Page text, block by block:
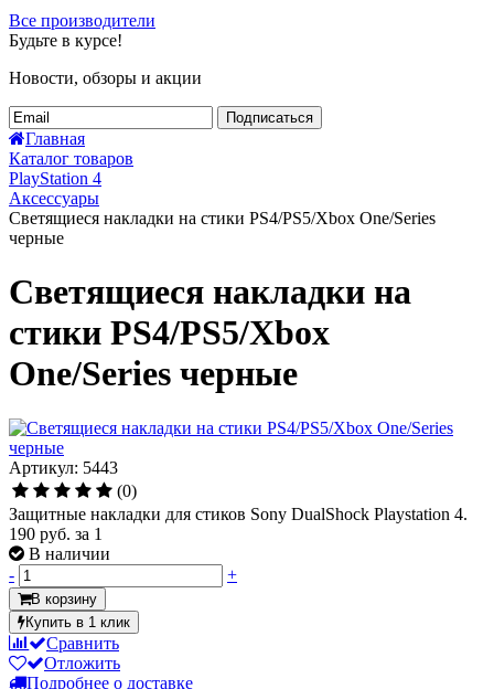
Все производители
Будьте в курсе!
Новости, обзоры и акции
Подписаться
Главная
Каталог товаров
PlayStation 4
Аксессуары
Светящиеся накладки на стики PS4/PS5/Xbox One/Series
черные
Светящиеся накладки на
стики PS4/PS5/Xbox
One/Series черные
Артикул: 5443
(0)
Защитные накладки для стиков Sony DualShock Playstation 4.
190 руб. за 1
В наличии
-
+
В корзину
Купить в 1 клик
Сравнить
Отложить
Подробнее о доставке